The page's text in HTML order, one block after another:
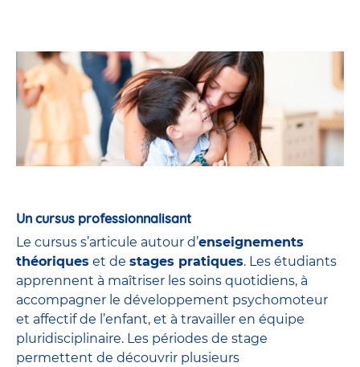
Un cursus professionnalisant
Le cursus s’articule autour d’enseignements
théoriques et de stages pratiques. Les étudiants
apprennent à maîtriser les soins quotidiens, à
accompagner le développement psychomoteur
et affectif de l’enfant, et à travailler en équipe
pluridisciplinaire. Les périodes de stage
permettent de découvrir plusieurs